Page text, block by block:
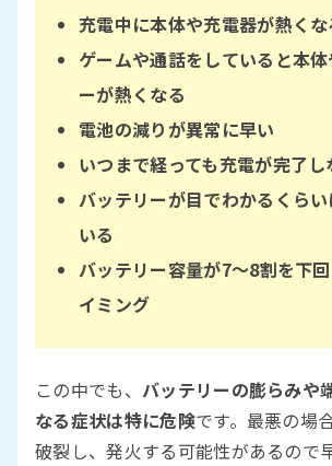
充電中に本体や充電器が熱くな
ゲームや通話をしていると本
ーが熱くなる
電池の減りが異常に早い
いつまで経っても充電が完了し
バッテリーが目でわかるくら
いる
バッテリー容量が7〜8割を下
イミング
この中でも、 バッテリーの膨らみや
なる症状は特に危険です。最悪の場
破裂し、発火する可能性があるので